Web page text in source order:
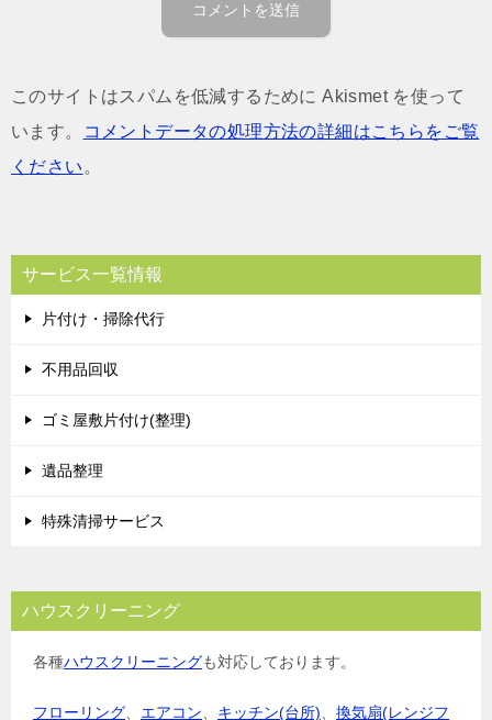
このサイトはスパムを低減するために Akismet を使って
います。
コメントデータの処理方法の詳細はこちらをご覧
ください 。
サービス一覧情報
片付け・掃除代行
不用品回収
ゴミ屋敷片付け(整理)
遺品整理
特殊清掃サービス
ハウスクリーニング
各種ハウスクリーニングも対応しております。
フローリング エアコン キッチン(台所) 換気扇(レンジフ